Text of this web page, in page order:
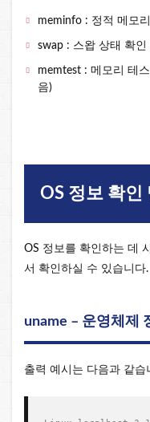
meminfo : 정적 메모
swap : 스왑 상태 확인
memtest : 메모리 테
음)
OS 정보 확인
OS 정보를 확인하는 데
서 확인하실 수 있습니다.
uname – 운영체제
출력 예시는 다음과 같습